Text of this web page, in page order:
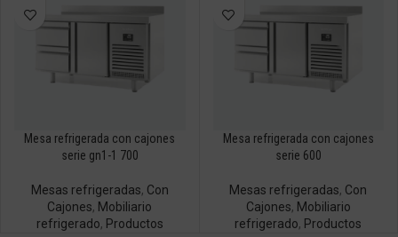
Mesa refrigerada con cajones
serie gn1-1 700
Mesas refrigeradas, Con
Cajones, Mobiliario
refrigerado, Productos
Mesa refrigerada con cajones
serie 600
Mesas refrigeradas, Con
Cajones, Mobiliario
refrigerado, Productos